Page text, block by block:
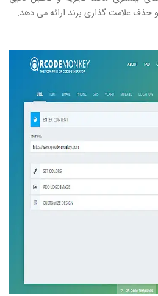
حذف علامت گذاری برند ارائه می دهد.